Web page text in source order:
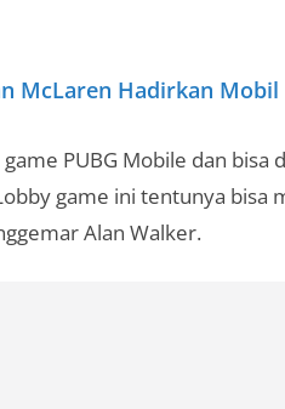
McLaren Hadirkan Mobil
PUBG Mobile dan bisa
game ini tentunya bisa
Alan Walker.